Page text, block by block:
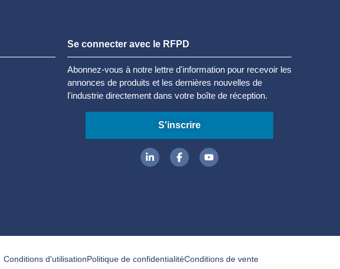
Se connecter avec le RFPD
Abonnez-vous à notre lettre d'information pour recevoir les
annonces de produits et les dernières nouvelles de
l'industrie directement dans votre boîte de réception.
S'inscrire
Conditions d'utilisationPolitique de confidentialitéConditions de vente